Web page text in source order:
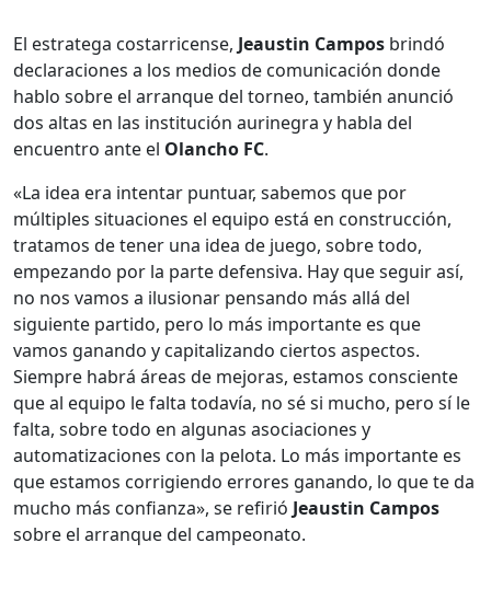
El estratega costarricense, Jeaustin Campos brindó
declaraciones a los medios de comunicación donde
hablo sobre el arranque del torneo, también anunció
dos altas en las institución aurinegra y habla del
encuentro ante el Olancho FC.
«La idea era intentar puntuar, sabemos que por
múltiples situaciones el equipo está en construcción,
tratamos de tener una idea de juego, sobre todo,
empezando por la parte defensiva. Hay que seguir así,
no nos vamos a ilusionar pensando más allá del
siguiente partido, pero lo más importante es que
vamos ganando y capitalizando ciertos aspectos.
Siempre habrá áreas de mejoras, estamos consciente
que al equipo le falta todavía, no sé si mucho, pero sí le
falta, sobre todo en algunas asociaciones y
automatizaciones con la pelota. Lo más importante es
que estamos corrigiendo errores ganando, lo que te da
mucho más confianza», se refirió Jeaustin Campos
sobre el arranque del campeonato.